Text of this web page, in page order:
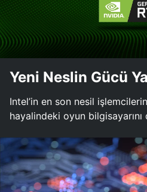
Yeni Neslin Gücü
Intel’in en son nesil
hayalindeki oyun bilgisayarını